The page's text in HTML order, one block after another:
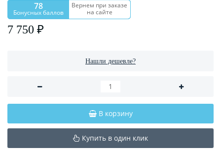
78
Бонусных баллов
Вернем при заказе
на сайте
7 750 ₽
Нашли дешевле?
В корзину
Купить в один клик